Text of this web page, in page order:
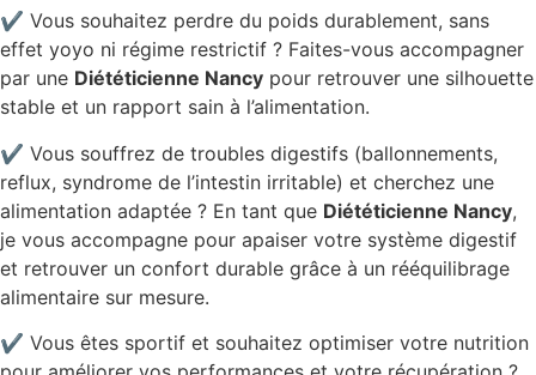
✔ Vous souhaitez perdre du poids durablement, sans
effet yoyo ni régime restrictif ? Faites-vous accompagner
par une Diététicienne Nancy pour retrouver une silhouette
stable et un rapport sain à l’alimentation.
✔ Vous souffrez de troubles digestifs (ballonnements,
reflux, syndrome de l’intestin irritable) et cherchez une
alimentation adaptée ? En tant que Diététicienne Nancy,
je vous accompagne pour apaiser votre système digestif
et retrouver un confort durable grâce à un rééquilibrage
alimentaire sur mesure.
✔ Vous êtes sportif et souhaitez optimiser votre nutrition